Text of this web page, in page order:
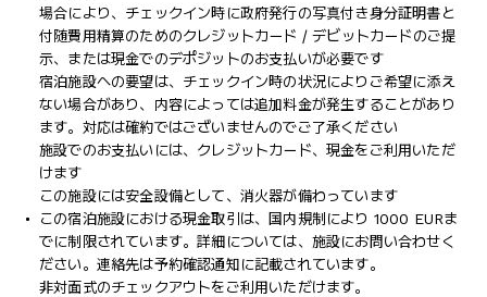
場合により、チェックイン時に政府発行の写真付き身分証明書と
付随費用精算のためのクレジットカード / デビットカードのご提
示、または現金でのデポジットのお支払いが必要です
宿泊施設への要望は、チェックイン時の状況によりご希望に添え
ない場合があり、内容によっては追加料金が発生することがあり
ます。対応は確約ではございませんのでご了承ください
施設でのお支払いには、クレジットカード、現金をご利用いただ
けます
この施設には安全設備として、消火器が備わっています
この宿泊施設における現金取引は、国内規制により 1000 EURま
でに制限されています。詳細については、施設にお問い合わせく
ださい。連絡先は予約確認通知に記載されています。
非対面式のチェックアウトをご利用いただけます。